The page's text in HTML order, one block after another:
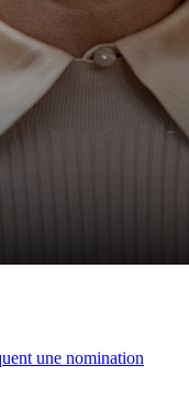
une nomination